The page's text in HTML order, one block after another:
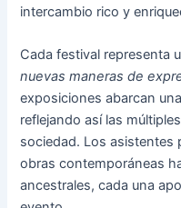
intercambio rico y
Cada festival representa
nuevas maneras de
exposiciones abarcan
reflejando así las
sociedad. Los asistentes
obras contemporáneas
ancestrales, cada una